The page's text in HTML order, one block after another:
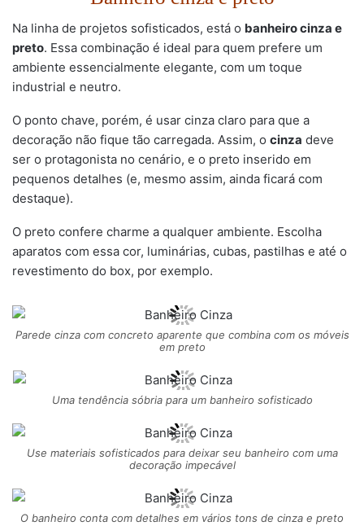
Na linha de projetos sofisticados, está o banheiro cinza e
preto. Essa combinação é ideal para quem prefere um
ambiente essencialmente elegante, com um toque
industrial e neutro.
O ponto chave, porém, é usar cinza claro para que a
decoração não fique tão carregada. Assim, o cinza deve
ser o protagonista no cenário, e o preto inserido em
pequenos detalhes (e, mesmo assim, ainda ficará com
destaque).
O preto confere charme a qualquer ambiente. Escolha
aparatos com essa cor, luminárias, cubas, pastilhas e até o
revestimento do box, por exemplo.
Parede cinza com concreto aparente que combina com os móveis
em preto
Uma tendência sóbria para um banheiro sofisticado
Use materiais sofisticados para deixar seu banheiro com uma
decoração impecável
O banheiro conta com detalhes em vários tons de cinza e preto